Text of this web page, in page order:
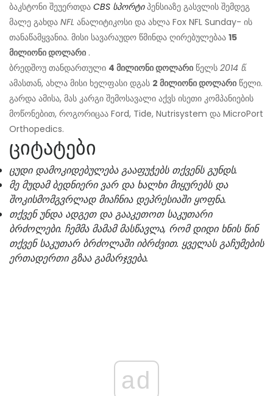
ბაკსტონი შეუერთდა CBS სპორტი პენსიაზე გასვლის შემდეგ
მალე გახდა NFL ანალიტიკოსი და ახლა Fox NFL Sunday- ის
თანაწამყვანია. მისი სავარაუდო წმინდა ღირებულებაა 15
მილიონი დოლარი .
ბრედშოუ თანდართული 4 მილიონი დოლარი წელს 2014 წ.
ამასთან, ახლა მისი ხელფასი დგას 2 მილიონი დოლარი წელი.
გარდა ამისა, მას კარგი შემოსავალი აქვს ისეთი კომპანიების
მოწონებით, როგორიცაა Ford, Tide, Nutrisystem და MicroPort
Orthopedics.
ციტატები
ცუდი დამოკიდებულება გააფუჭებს თქვენს გუნდს.
მე მუდამ ბედნიერი ვარ და ხალხი მიყურებს და
შოკისმომგვრლად მიაჩნია დეპრესიაში ყოფნა.
თქვენ უნდა ადგეთ და გააკეთოთ საკუთარი
ბრძოლები. ჩემმა მამამ მასწავლა, რომ დიდი ხნის წინ
თქვენ საკუთარ ბრძოლაში იბრძვით. ყველას გაჩუმების
ერთადერთი გზაა გამარჯვება.
ad